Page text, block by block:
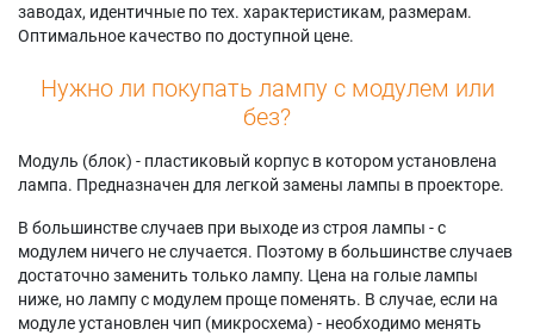
заводах, идентичные по тех. характеристикам, размерам.
Оптимальное качество по доступной цене.
Нужно ли покупать лампу с модулем или
без?
Модуль (блок) - пластиковый корпус в котором установлена
лампа. Предназначен для легкой замены лампы в проекторе.
В большинстве случаев при выходе из строя лампы - с
модулем ничего не случается. Поэтому в большинстве случаев
достаточно заменить только лампу. Цена на голые лампы
ниже, но лампу с модулем проще поменять. В случае, если на
модуле установлен чип (микросхема) - необходимо менять